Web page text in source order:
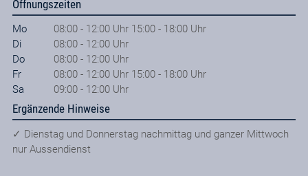
Öffnungszeiten
Mo
08:00 - 12:00 Uhr 15:00 - 18:00 Uhr
Di
08:00 - 12:00 Uhr
Do
08:00 - 12:00 Uhr
Fr
08:00 - 12:00 Uhr 15:00 - 18:00 Uhr
Sa
09:00 - 12:00 Uhr
Ergänzende Hinweise
✓ Dienstag und Donnerstag nachmittag und ganzer Mittwoch
nur Aussendienst